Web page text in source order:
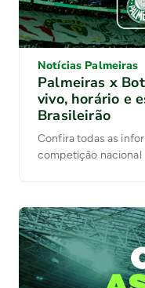
Notícias Palmeiras
Palmeiras x
vivo, horário e
Brasileirão
Confira todas as
competição nacional